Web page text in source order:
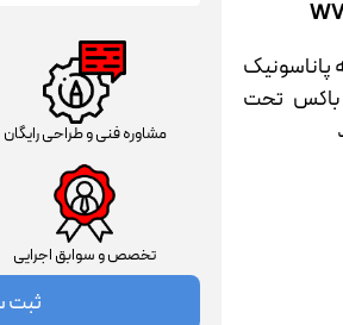
تحت شبکه پاناسونیک
WV-U1132، جهت استعلام قیمت دوربین باکس تحت
مشاوره فنی و طراحی رایگان
تخصص و سوابق اجرایی
ثبت